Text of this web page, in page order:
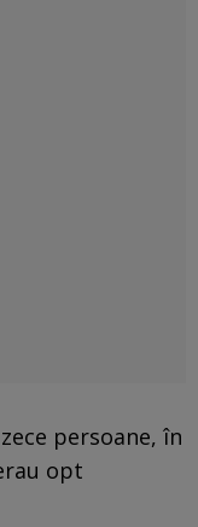
persoane, în
opt